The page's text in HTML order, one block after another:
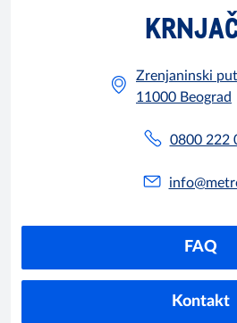
Zrenjaninski
11000 Beograd
0800 222
FAQ
Kontakt